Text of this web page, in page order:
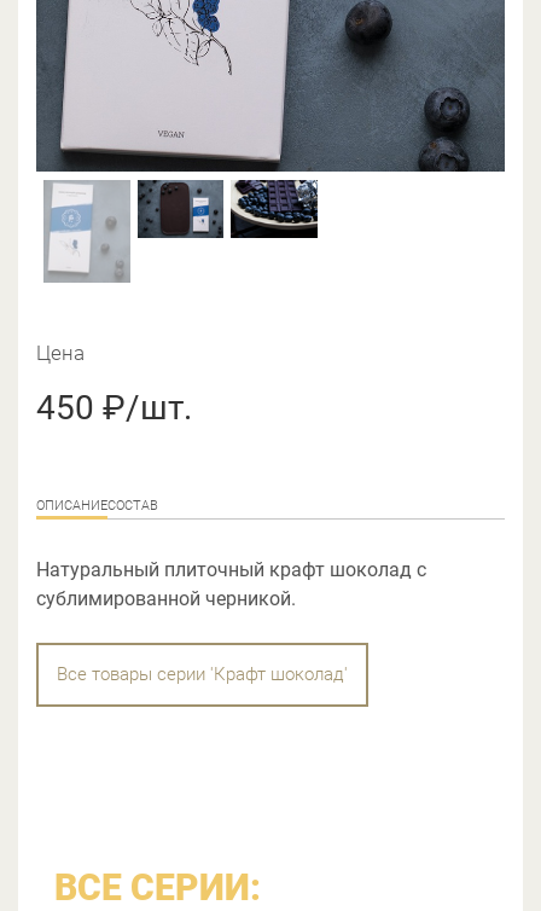
Цена
450 ₽/шт.
ОПИСАНИЕСОСТАВ
Натуральный плиточный крафт шоколад с
сублимированной черникой.
Все товары серии 'Крафт шоколад'
ВСЕ СЕРИИ: